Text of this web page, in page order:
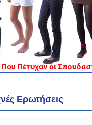
Ερωτήσεις